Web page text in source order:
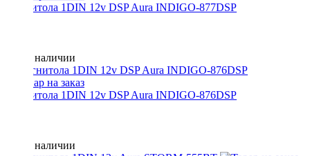
Магнитола 1DIN 12v DSP Aura INDIGO-877DSP
Нет в наличии
Магнитола 1DIN 12v DSP Aura INDIGO-876DSP
Нет в наличии